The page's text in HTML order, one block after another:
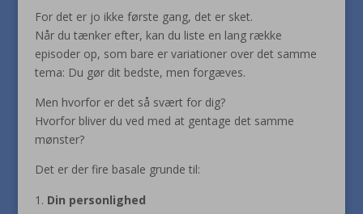
For det er jo ikke første gang, det er sket.
Når du tænker efter, kan du liste en lang række
episoder op, som bare er variationer over det samme
tema: Du gør dit bedste, men forgæves.
Men hvorfor er det så svært for dig?
Hvorfor bliver du ved med at gentage det samme
mønster?
Det er der fire basale grunde til:
Din personlighed